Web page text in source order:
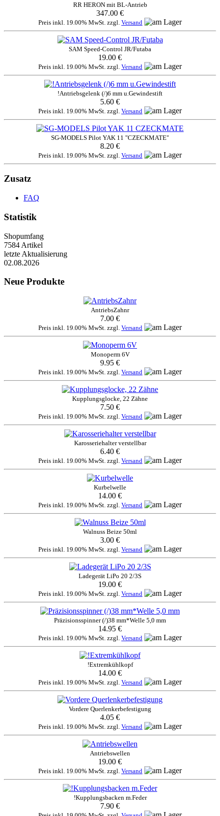
RR HERON mit BL-Antrieb
347.00 €
Preis inkl. 19.00% MwSt. zzgl. Versand
SAM Speed-Control JR/Futaba
19.00 €
Preis inkl. 19.00% MwSt. zzgl. Versand
!Antriebsgelenk (/)6 mm u.Gewindestift
5.60 €
Preis inkl. 19.00% MwSt. zzgl. Versand
SG-MODELS Pilot YAK 11 "CZECKMATE"
8.20 €
Preis inkl. 19.00% MwSt. zzgl. Versand
Zusatz
FAQ
Statistik
Shopumfang
7584 Artikel
letzte Aktualisierung
02.08.2026
Neue Produkte
AntriebsZahnr
7.00 €
Preis inkl. 19.00% MwSt. zzgl. Versand
Monoperm 6V
9.95 €
Preis inkl. 19.00% MwSt. zzgl. Versand
Kupplungsglocke, 22 Zähne
7.50 €
Preis inkl. 19.00% MwSt. zzgl. Versand
Karosseriehalter verstellbar
6.40 €
Preis inkl. 19.00% MwSt. zzgl. Versand
Kurbelwelle
14.00 €
Preis inkl. 19.00% MwSt. zzgl. Versand
Walnuss Beize 50ml
3.00 €
Preis inkl. 19.00% MwSt. zzgl. Versand
Ladegerät LiPo 20 2/3S
19.00 €
Preis inkl. 19.00% MwSt. zzgl. Versand
Präzisionsspinner (/)38 mm*Welle 5,0 mm
14.95 €
Preis inkl. 19.00% MwSt. zzgl. Versand
!Extremkühlkopf
14.00 €
Preis inkl. 19.00% MwSt. zzgl. Versand
Vordere Querlenkerbefestigung
4.05 €
Preis inkl. 19.00% MwSt. zzgl. Versand
Antriebswellen
19.00 €
Preis inkl. 19.00% MwSt. zzgl. Versand
!Kupplungsbacken m.Feder
7.90 €